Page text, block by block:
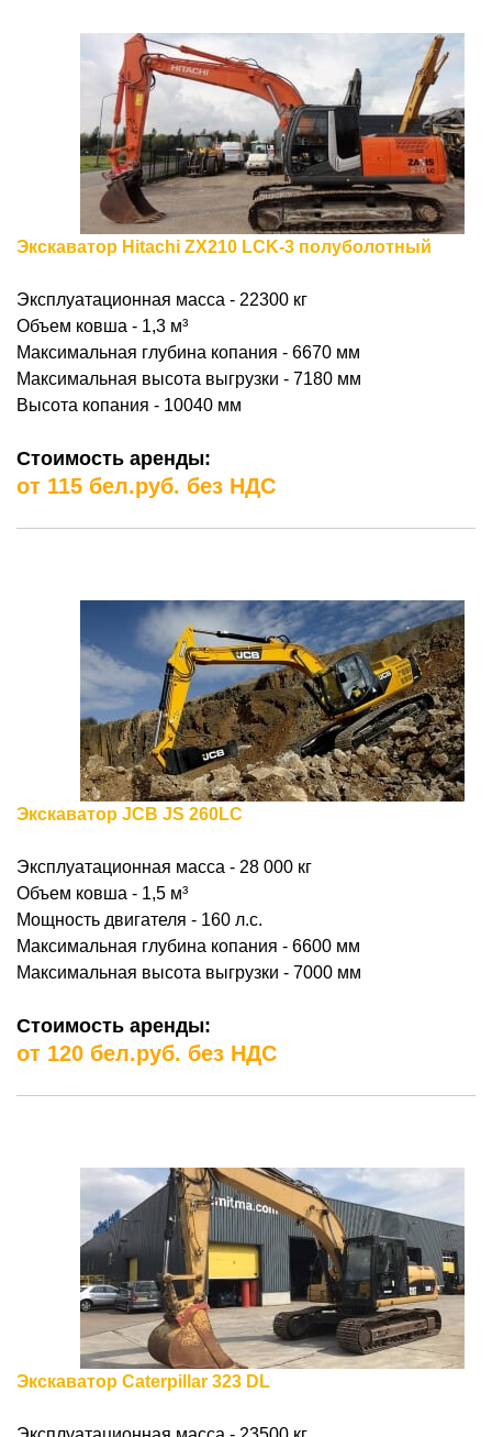
Экскаватор Hitachi ZX210 LCK-3 полуболотный
Эксплуатационная масса - 22300 кг
Объем ковша - 1,3 м³
Максимальная глубина копания - 6670 мм
Максимальная высота выгрузки - 7180 мм
Высота копания - 10040 мм
Стоимость аренды:
от 115 бел.руб. без НДС
Экскаватор JCB JS 260LC
Эксплуатационная масса - 28 000 кг
Объем ковша - 1,5 м³
Мощность двигателя - 160 л.с.
Максимальная глубина копания - 6600 мм
Максимальная высота выгрузки - 7000 мм
Стоимость аренды:
от 120 бел.руб. без НДС
Экскаватор Caterpillar 323 DL